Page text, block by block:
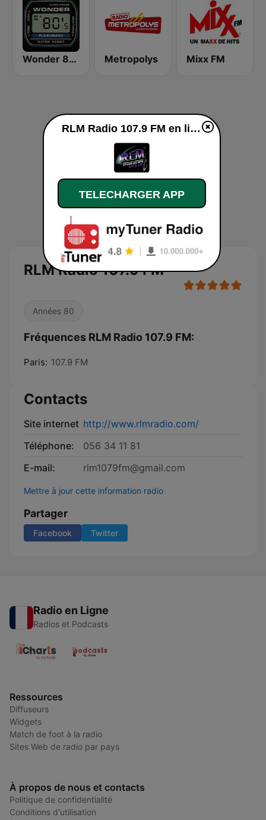
Wonder 80's Metropolys Mixx FM
RLM Radio 107.9 FM
Années 80
Fréquences RLM Radio 107.9 FM:
Paris: 107.9 FM
Contacts
Site internet http://www.rlmradio.com/
Téléphone:
056 34 11 81
E-mail:
rlm1079fm@gmail.com
Mettre à jour cette information radio
Partager
Facebook Twitter
Radio en Ligne
Radios et Podcasts
Ressources
Diffuseurs
Widgets
Match de foot à la radio
Sites Web de radio par pays
À propos de nous et contacts
Politique de confidentialité
Conditions d'utilisation
RLM Radio 107.9 FM en ligne
TELECHARGER APP